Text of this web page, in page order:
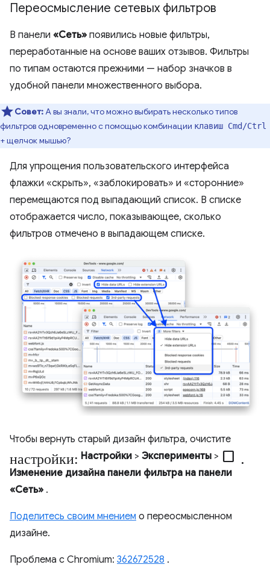
Переосмысление сетевых фильтров
В панели «Сеть» появились новые фильтры,
переработанные на основе ваших отзывов. Фильтры
по типам остаются прежними — набор значков в
удобной панели множественного выбора.
Совет:А вы знали, что можно выбирать несколько типов
фильтров одновременно с помощью комбинации клавиш Cmd/Ctrl
+ щелчок мышью?
Для упрощения пользовательского интерфейса
флажки «скрыть», «заблокировать» и «сторонние»
перемещаются под выпадающий список. В списке
отображается число, показывающее, сколько
фильтров отмечено в выпадающем списке.
Чтобы вернуть старый дизайн фильтра, очистите
настройки: Настройки > Эксперименты > check_box_outline_blank.
Изменение дизайна панели фильтра на панели
«Сеть» .
Поделитесь своим мнением о переосмысленном
дизайне.
Проблема с Chromium: 362672528 .